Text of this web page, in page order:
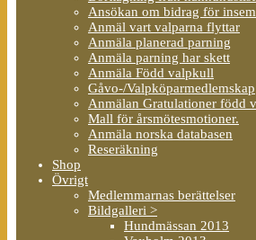
Ansökan om bidrag för
Anmäl vart valparna flyttar
Anmäla planerad parning
Anmäla parning har skett
Anmäla Född valpkull
Gåvo-/Valpköparmedlemskap
Anmälan Gratulationer född
Mall för årsmötesmotioner.
Anmäla norska databasen
Reseräkning
Shop
Övrigt
Medlemmarnas berättelser
Bildgalleri >
Hundmässan 2013